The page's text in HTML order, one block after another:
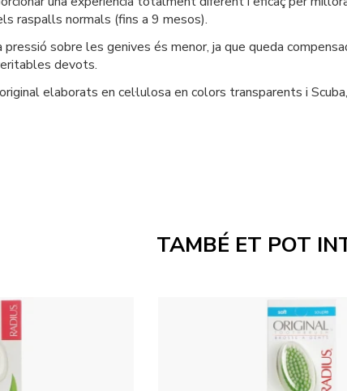
TAMBÉ ET POT
raspalls normals (fins a 9 mesos).
pressió sobre les genives és menor, ja que queda
devots.
elaborats en cel·lulosa en colors transparents i